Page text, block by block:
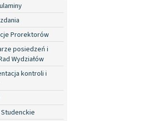
Prorektorów
posiedzeń i
Wydziałów
kontroli i